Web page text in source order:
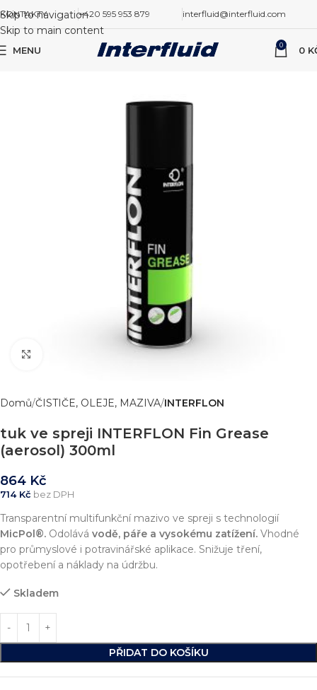
Skip to navigation
Skip to main content
KONTAKTY +420 595 953 879 interfluid@interfluid.com
MENU 0 0
Domů ČISTIČE, OLEJE, MAZIVA INTERFLON
tuk ve spreji INTERFLON Fin Grease
(aerosol) 300ml
864 Kč
714 Kč bez DPH
Transparentní multifunkční mazivo ve spreji s technologií
MicPol®. Odolává vodě, páře a vysokému zatížení. Vhodné
pro průmyslové i potravinářské aplikace. Snižuje tření,
opotřebení a náklady na údržbu.
Skladem
PŘIDAT DO KOŠÍKU